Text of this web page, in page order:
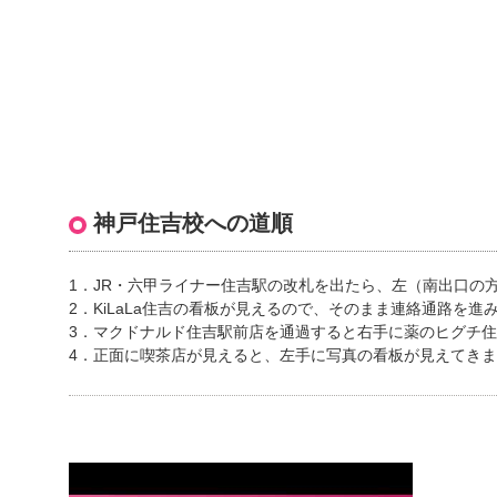
神戸住吉校への道順
1．JR・六甲ライナー住吉駅の改札を出たら、左（南出口の
2．KiLaLa住吉の看板が見えるので、そのまま連絡通路を進
3．マクドナルド住吉駅前店を通過すると右手に薬のヒグチ
4．正面に喫茶店が見えると、左手に写真の看板が見えてき